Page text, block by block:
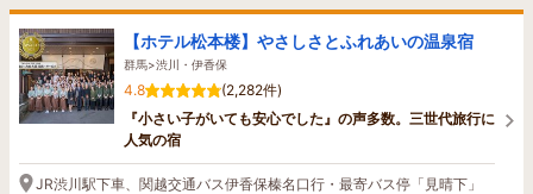
【ホテル松本楼】やさしさとふれあいの温泉宿
群馬>渋川・伊香保
4.8
(2,282件)
『小さい子がいても安心でした』の声多数。三世代旅行に
人気の宿
JR渋川駅下車、関越交通バス伊香保榛名口行・最寄バス停「見晴下」